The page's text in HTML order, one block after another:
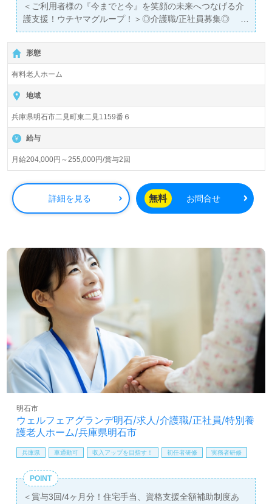
＜ご利用者様の『今までと今』を笑顔の未来へつなげる介
護支援！ウチヤマグループ！＞◎介護職/正社員募集◎
【月給204,000円～255,000円/賞与2回】＊初任者研修以上
有資格者向け求人＊『二見駅』徒歩23分。お車通勤可能で
す。
入居定員50名（50室/全室個室）『介護付き有料老人ホー
ム さわやかあかしの里』ウチヤマグループ/株式会社さわ
やか倶楽部（本社：福岡県北九州市）様の運営です。従業
員人数3,000人以上、全国120施設以上、有料老人ホーム、
サービス付き高齢者向け住宅、ショートステイ、グループ
宅介護支援、障がい者支援、福祉用具事業を展開されてい
ます。ご入社された方から『先輩も優しく、ご利用者様と
の毎日が楽しい！』とお声も届く企業様です。
◎産学官連携による開発ツール『ライフマップ』活用で、
看護助手や介護職経験のある方をお迎えします。明るい職
場環境、抜群のチームワーク、それぞれの成長に沿った教
育研修プログラムもうれしいポイント！『ご利用者様の笑
顔を増やしたい、資格/経験を活かしたい』『働きながらキ
ャリアアップを実現したい』『転職で環境を変えて働きた
い』等の方も大歓迎です！募集詳細等、担当コンサルタン
トよりご案内します。お問い合わせも遠慮なくお願いしま
す。
医療/福祉業界の正社員/パート求人探しは【ウィルオブ介
護】＊求人情報収集、将来的に検討の方も遠慮なく＊
LINE、メール、お電話などご希望に応じてお問い合わせ/ご
料サービスをご利用いただけます。＜非公開求人も取扱い
あり！＞"転職支援"のプロと一緒に転職活動！お問い合わ
せお待ちしております。
形態
有料老人ホーム
地域
兵庫県明石市二見町東二見1159番６
給与
月給204,000円～255,000円/賞与2回
詳細を見る 無料 お問合せ
ウェルフェアグランデ明石/求人/介護職/正社員/特別養
護老人ホーム/兵庫県明石市
明石市
兵庫県 車通勤可 収入アップを目指す！ 初任者研修 実務者研修
POINT
＜賞与3回/4ヶ月分！住宅手当、資格支援全額補助制度あ